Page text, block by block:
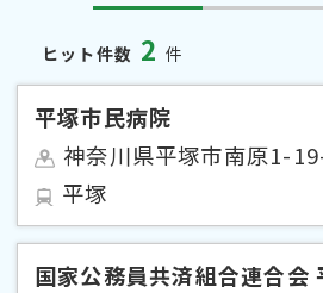
ヒット件数 2 件
平塚市民病院
神奈川県平塚市南原1-
平塚
国家公務員共済組合連合会